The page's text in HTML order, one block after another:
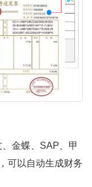
金蝶、SAP、甲
可以自动生成财务